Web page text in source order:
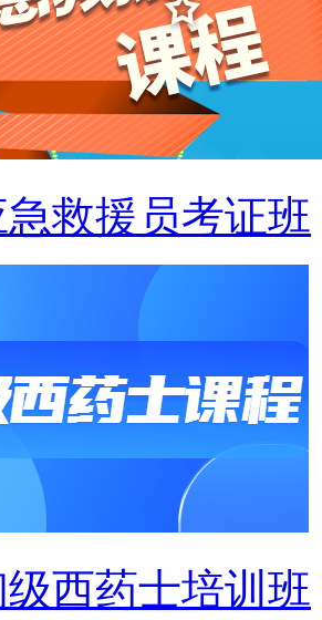
救援员考证班
西药士培训班